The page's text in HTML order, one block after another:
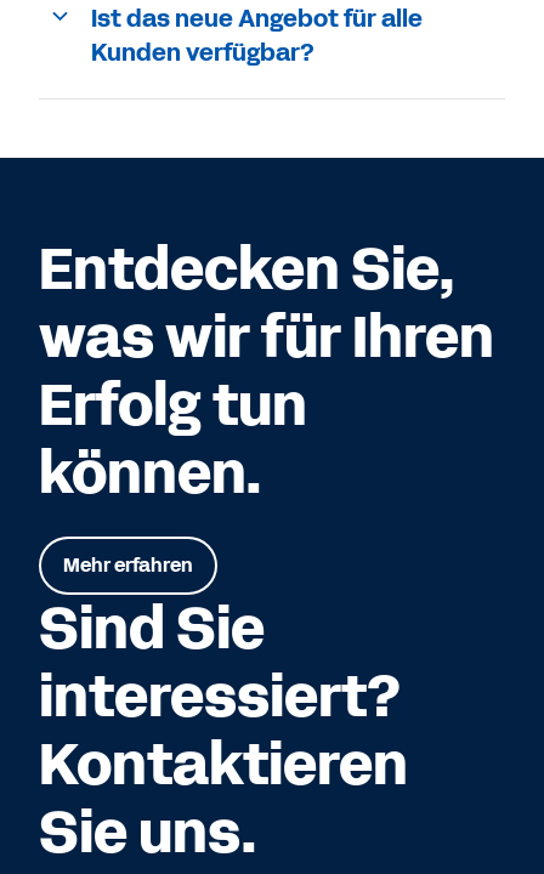
Ist das neue Angebot für alle
Kunden verfügbar?
Entdecken Sie,
was wir für Ihren
Erfolg tun
können.
Mehr erfahren
Sind Sie
interessiert?
Kontaktieren
Sie uns.